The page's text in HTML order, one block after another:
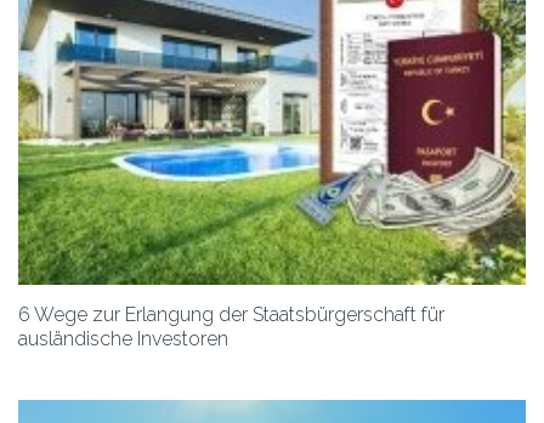
6 Wege zur Erlangung der Staatsbürgerschaft für
ausländische Investoren